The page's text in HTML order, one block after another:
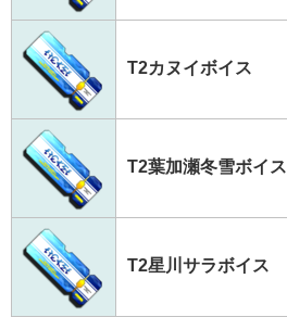
T2カヌイボイス
T2葉加瀬冬雪ボイス
T2星川サラボイス